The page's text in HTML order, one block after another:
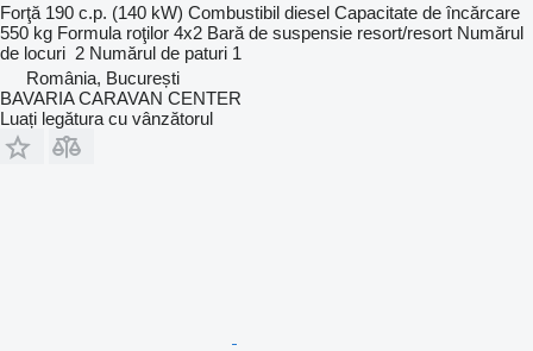
Forţă 190 c.p. (140 kW) Combustibil diesel Capacitate de încărcare
550 kg Formula roţilor 4x2 Bară de suspensie resort/resort Numărul
de locuri 2 Numărul de paturi 1
România, București
BAVARIA CARAVAN CENTER
Luați legătura cu vânzătorul